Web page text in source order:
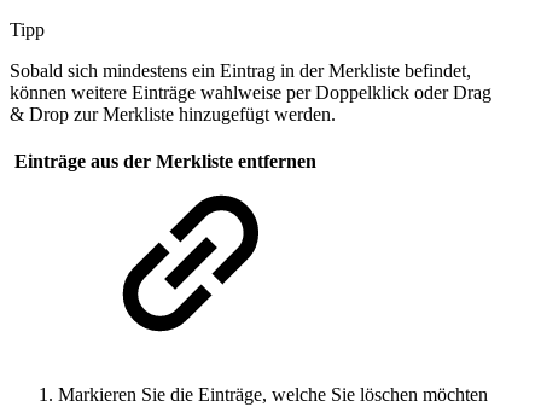
Tipp
Sobald sich mindestens ein Eintrag in der Merkliste befindet,
können weitere Einträge wahlweise per Doppelklick oder Drag
& Drop zur Merkliste hinzugefügt werden.
Einträge aus der Merkliste entfernen
Markieren Sie die Einträge, welche Sie löschen möchten